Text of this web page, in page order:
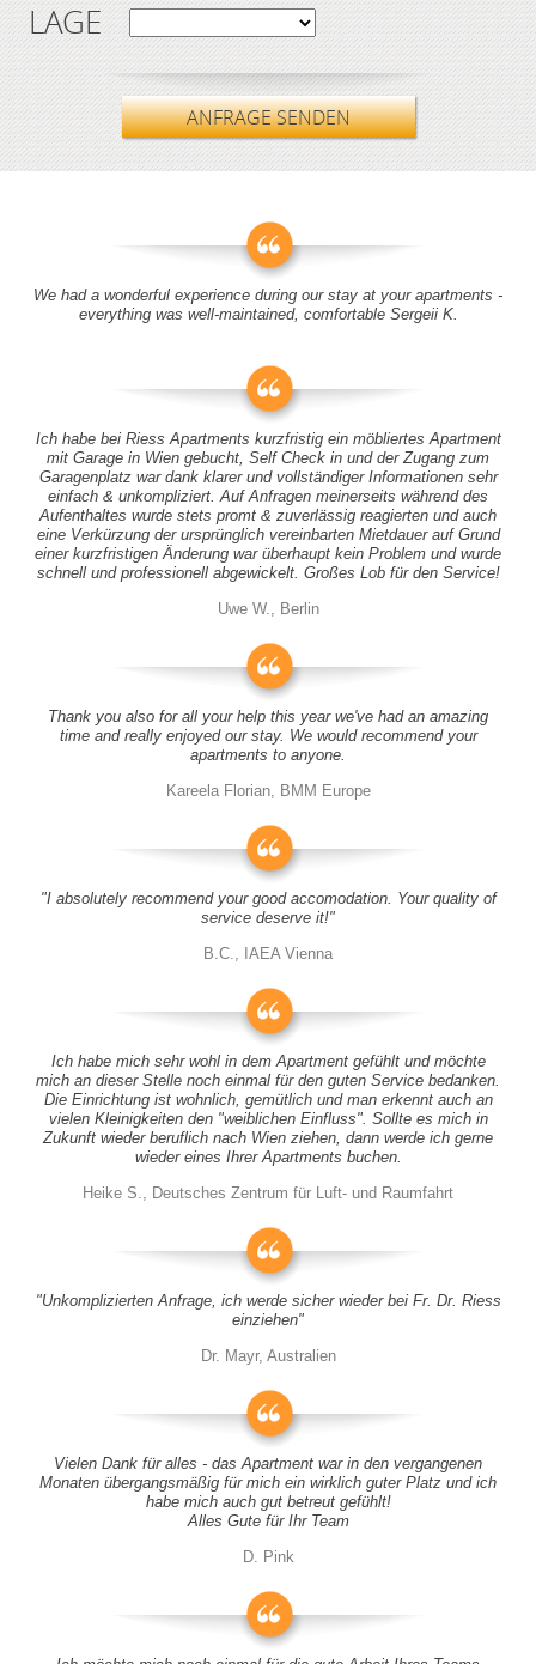
LAGE
ANFRAGE SENDEN
We had a wonderful experience during our stay at your apartments -
everything was well-maintained, comfortable Sergeii K.
Ich habe bei Riess Apartments kurzfristig ein möbliertes Apartment
mit Garage in Wien gebucht, Self Check in und der Zugang zum
Garagenplatz war dank klarer und vollständiger Informationen sehr
einfach & unkompliziert. Auf Anfragen meinerseits während des
Aufenthaltes wurde stets promt & zuverlässig reagierten und auch
eine Verkürzung der ursprünglich vereinbarten Mietdauer auf Grund
einer kurzfristigen Änderung war überhaupt kein Problem und wurde
schnell und professionell abgewickelt. Großes Lob für den Service!
Uwe W., Berlin
Thank you also for all your help this year we've had an amazing
time and really enjoyed our stay. We would recommend your
apartments to anyone.
Kareela Florian, BMM Europe
"I absolutely recommend your good accomodation. Your quality of
service deserve it!"
B.C., IAEA Vienna
Ich habe mich sehr wohl in dem Apartment gefühlt und möchte
mich an dieser Stelle noch einmal für den guten Service bedanken.
Die Einrichtung ist wohnlich, gemütlich und man erkennt auch an
vielen Kleinigkeiten den "weiblichen Einfluss". Sollte es mich in
Zukunft wieder beruflich nach Wien ziehen, dann werde ich gerne
wieder eines Ihrer Apartments buchen.
Heike S., Deutsches Zentrum für Luft- und Raumfahrt
"Unkomplizierten Anfrage, ich werde sicher wieder bei Fr. Dr. Riess
einziehen"
Dr. Mayr, Australien
Vielen Dank für alles - das Apartment war in den vergangenen
Monaten übergangsmäßig für mich ein wirklich guter Platz und ich
habe mich auch gut betreut gefühlt!
Alles Gute für Ihr Team
D. Pink